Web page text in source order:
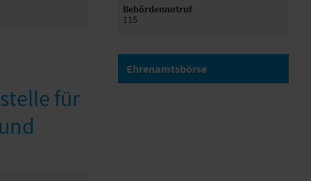
für
Behördennotruf
115
Ehrenamtsbörse